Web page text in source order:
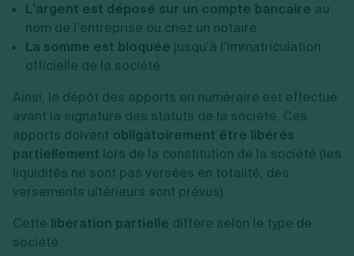
L’argent est déposé sur un compte bancaire au
nom de l’entreprise ou chez un notaire.
La somme est bloquée jusqu’à l’immatriculation
officielle de la société.
Ainsi, le dépôt des apports en numéraire est effectué
avant la signature des statuts de la société. Ces
apports doivent obligatoirement être libérés
partiellement lors de la constitution de la société (les
liquidités ne sont pas versées en totalité, des
versements ultérieurs sont prévus).
Cette libération partielle diffère selon le type de
société :